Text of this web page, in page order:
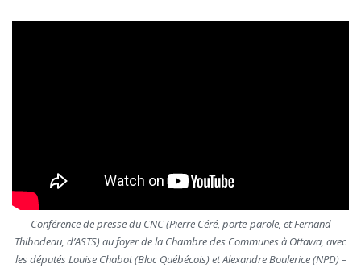
Conférence de presse du CNC (Pierre Céré, porte-parole, et Fernand
Thibodeau, d’ASTS) au foyer de la Chambre des Communes à Ottawa, avec
les députés Louise Chabot (Bloc Québécois) et Alexandre Boulerice (NPD) –